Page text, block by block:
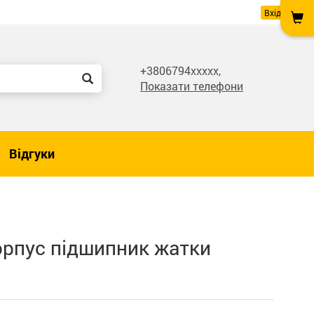
Вхід
+3806794xxxxx,
Показати телефони
Відгуки
підшипник жатки